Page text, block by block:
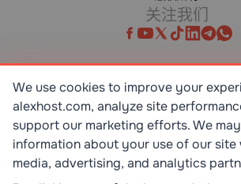
关注我们
SR EN ISO/IEC 27001:2023
STANDART
ISO 9001:2015
We use cookies to improve your
alexhost.com, analyze site
support our marketing efforts. We
information about your use of our site
media, advertising, and analytics